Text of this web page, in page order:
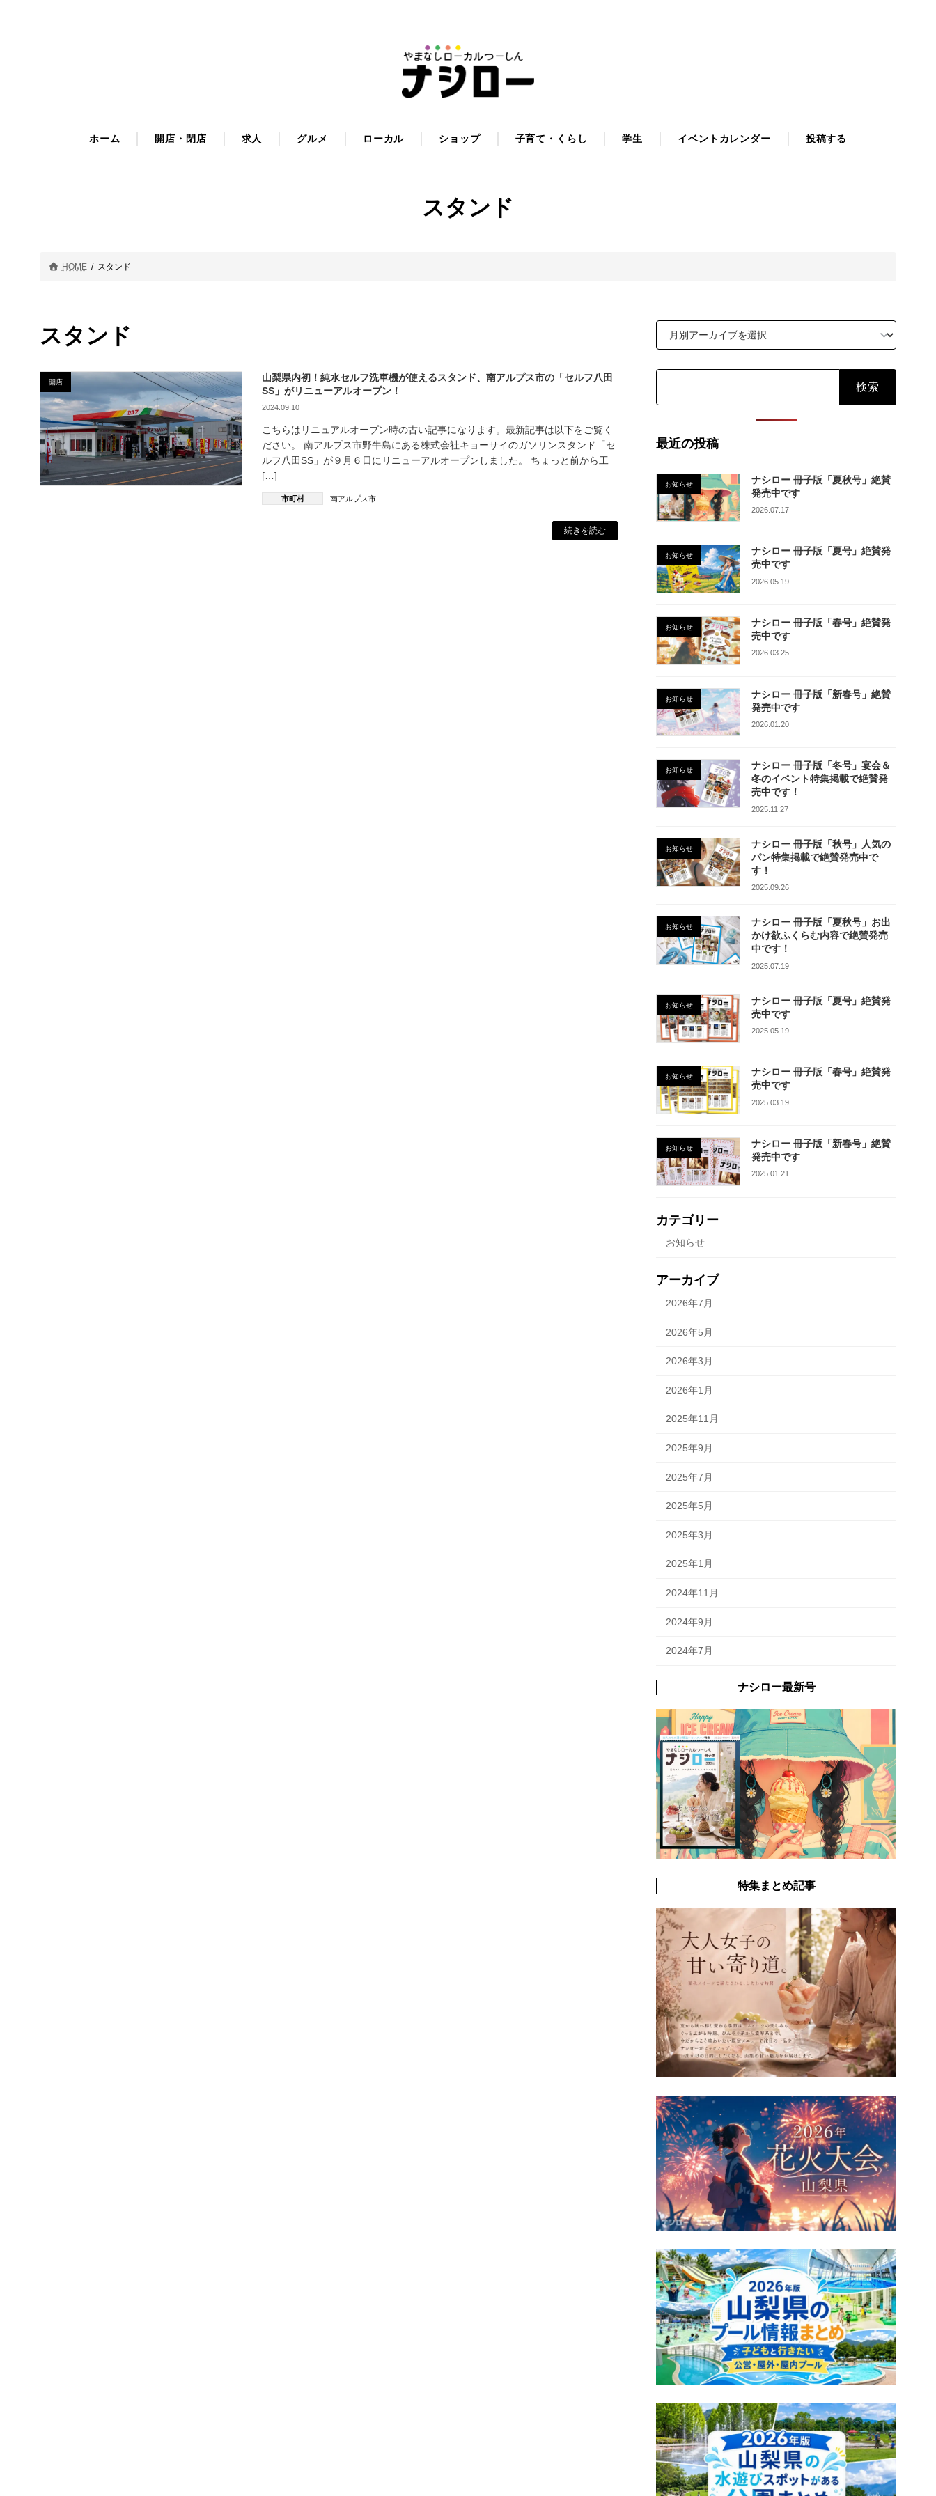
ホーム 開店・閉店 求人 グルメ ローカル ショップ 子育て・くらし 学生 イベントカレンダー 投稿する
スタンド
HOME スタンド
スタンド
開店
山梨県内初！純水セルフ洗車機が使えるスタンド、南アルプス市の「セルフ八田
SS」がリニューアルオープン！
2024.09.10
こちらはリニュアルオープン時の古い記事になります。最新記事は以下をご覧く
ださい。 南アルプス市野牛島にある株式会社キョーサイのガソリンスタンド「セ
ルフ八田SS」が９月６日にリニューアルオープンしました。 ちょっと前から工
[…]
市町村 南アルプス市
続きを読む
最近の投稿
お知らせ
ナシロー 冊子版「夏秋号」絶賛
発売中です
2026.07.17
お知らせ
ナシロー 冊子版「夏号」絶賛発
売中です
2026.05.19
お知らせ
ナシロー 冊子版「春号」絶賛発
売中です
2026.03.25
お知らせ
ナシロー 冊子版「新春号」絶賛
発売中です
2026.01.20
お知らせ
ナシロー 冊子版「冬号」宴会＆
冬のイベント特集掲載で絶賛発
売中です！
2025.11.27
お知らせ
ナシロー 冊子版「秋号」人気の
パン特集掲載で絶賛発売中で
す！
2025.09.26
お知らせ
ナシロー 冊子版「夏秋号」お出
かけ欲ふくらむ内容で絶賛発売
中です！
2025.07.19
お知らせ
ナシロー 冊子版「夏号」絶賛発
売中です
2025.05.19
お知らせ
ナシロー 冊子版「春号」絶賛発
売中です
2025.03.19
お知らせ
ナシロー 冊子版「新春号」絶賛
発売中です
2025.01.21
カテゴリー
お知らせ
アーカイブ
2026年7月
2026年5月
2026年3月
2026年1月
2025年11月
2025年9月
2025年7月
2025年5月
2025年3月
2025年1月
2024年11月
2024年9月
2024年7月
ナシロー最新号
特集まとめ記事